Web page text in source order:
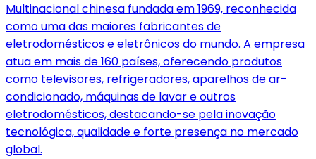
Multinacional chinesa fundada em 1969, reconhecida
como uma das maiores fabricantes de
eletrodomésticos e eletrônicos do mundo. A empresa
atua em mais de 160 países, oferecendo produtos
como televisores, refrigeradores, aparelhos de ar-
condicionado, máquinas de lavar e outros
eletrodomésticos, destacando-se pela inovação
tecnológica, qualidade e forte presença no mercado
global.